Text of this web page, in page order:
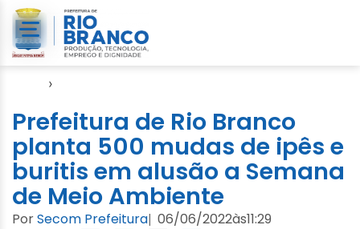
›
Prefeitura de Rio Branco
planta 500 mudas de ipês e
buritis em alusão a Semana
de Meio Ambiente
PorSecom Prefeitura| 06/06/2022às11:29